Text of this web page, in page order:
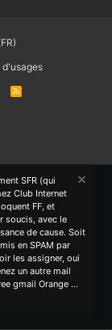
d'usages
R
SFR (qui
Club Internet
FF, et
soucis, avec le
de cause. Soit
en SPAM par
les assigner, oui
un autre mail
gmail Orange ...